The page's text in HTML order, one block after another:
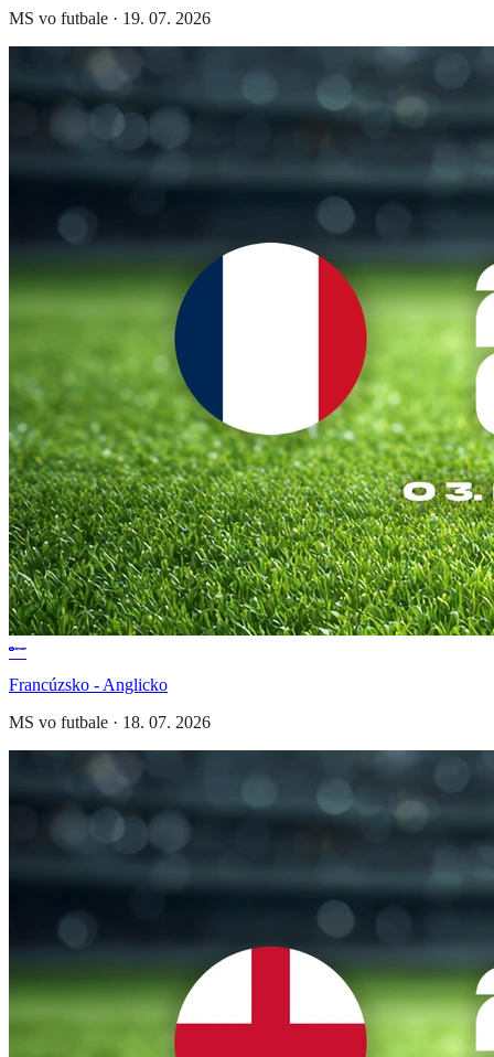
MS vo futbale · 19. 07. 2026
Francúzsko - Anglicko
MS vo futbale · 18. 07. 2026